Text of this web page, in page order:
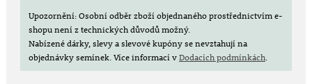
Upozornění: Osobní odběr zboží objednaného prostřednictvím e-
shopu není z technických důvodů možný.
Nabízené dárky, slevy a slevové kupóny se nevztahují na
objednávky semínek.Více informací vDodacích podmínkách.